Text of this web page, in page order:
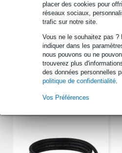
placer des cookies pour
réseaux sociaux,
trafic sur notre site.
Vous ne le souhaitez pas
indiquer dans les
nous pouvons ou ne
trouverez plus
des données personnelles
politique de confidentialité.
Vos Préférences
Informations
longueur du pied (extensible) : 36 -
filetage : 5/8" (3/8" dévissé)
Afficher toutes les caractéristiques
Accessoires (7)